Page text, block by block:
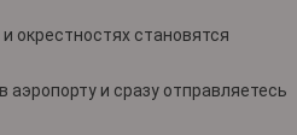
и окрестностях становятся
и сразу отправляетесь